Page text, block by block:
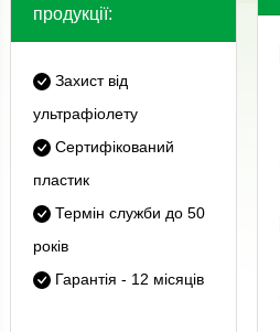
продукції:
Захист від
ультрафіолету
Сертифікований
пластик
Термін служби до 50
років
Гарантія - 12 місяців